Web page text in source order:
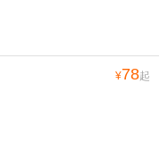
¥78起